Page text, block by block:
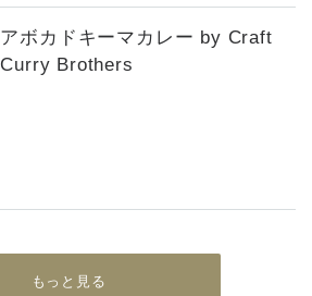
アボカドキーマカレー by Craft
Curry Brothers
もっと見る